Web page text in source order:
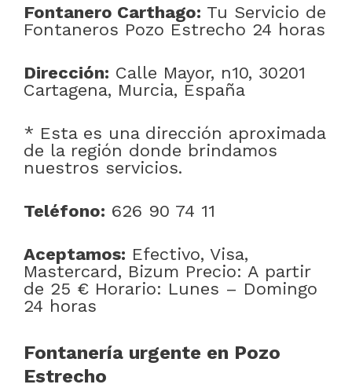
Fontanero Carthago: Tu Servicio de
Fontaneros Pozo Estrecho 24 horas
Dirección: Calle Mayor, n10, 30201
Cartagena, Murcia, España
* Esta es una dirección aproximada
de la región donde brindamos
nuestros servicios.
Teléfono: 626 90 74 11
Aceptamos: Efectivo, Visa,
Mastercard, Bizum Precio: A partir
de 25 € Horario: Lunes – Domingo
24 horas
Fontanería urgente en Pozo
Estrecho